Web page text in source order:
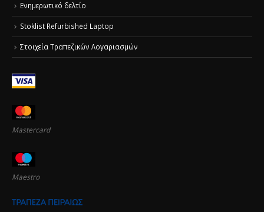
Ενημερωτικό δελτίο
Stoklist Refurbished Laptop
Στοιχεία Τραπεζικών Λογαριασμών
Mastercard
Maestro